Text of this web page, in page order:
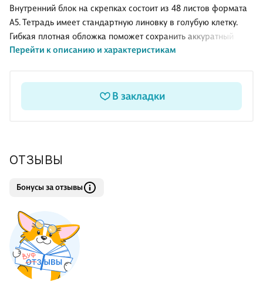
Внутренний блок на скрепках состоит из 48 листов формата
А5. Тетрадь имеет стандартную линовку в голубую клетку.
Гибкая плотная обложка поможет сохранить аккуратный
внешний вид тетради надолго.
Перейти к описанию и характеристикам
В закладки
ОТЗЫВЫ
Бонусы за отзывы